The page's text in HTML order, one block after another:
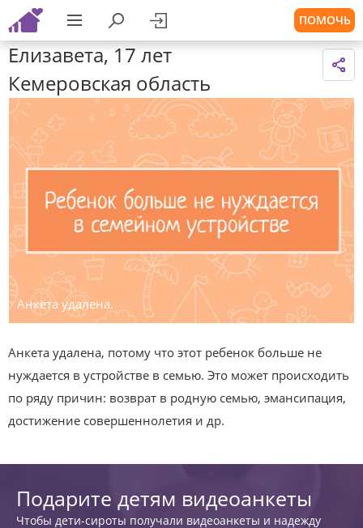
ПОМОЧЬ
Елизавета, 17 лет
Кемеровская область
Анкета удалена.
Анкета удалена, потому что этот ребенок больше не
нуждается в устройстве в семью. Это может происходить
по ряду причин: возврат в родную семью, эмансипация,
достижение совершеннолетия и др.
Подарите детям видеоанкеты
Чтобы дети-сироты получали видеоанкеты и надежду